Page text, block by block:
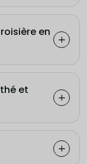
en
et